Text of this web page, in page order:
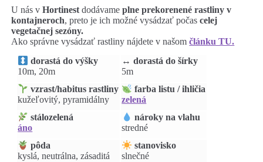
U nás vHortinest dodávameplne prekorenené rastliny v
kontajneroch, preto je ich možné vysádzať počascelej
vegetačnej sezóny.
Ako správne vysádzať rastliny nájdete v našomčlánku TU.
dorastá do výšky
10m, 20m
↔️ dorastá do šírky
5m
vzrast/habitus rastliny
kužeľovitý, pyramidálny
farba listu / ihličia
zelená
stálozelená
áno
nároky na vlahu
stredné
pôda
kyslá, neutrálna, zásaditá
stanovisko
slnečné